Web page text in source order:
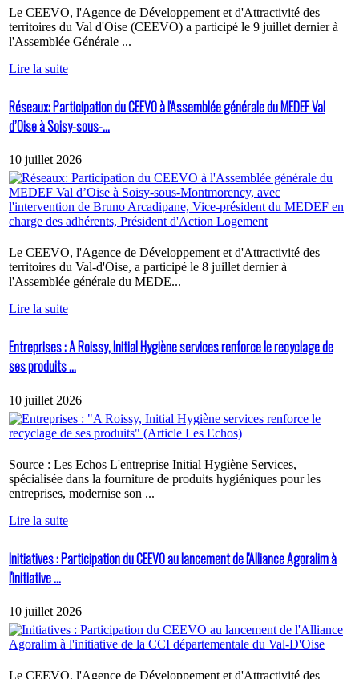
Le CEEVO, l'Agence de Développement et d'Attractivité des
territoires du Val d'Oise (CEEVO) a participé le 9 juillet dernier à
l'Assemblée Générale ...
Lire la suite
Réseaux: Participation du CEEVO à l'Assemblée générale du MEDEF Val
d’Oise à Soisy-sous-...
10 juillet 2026
Le CEEVO, l'Agence de Développement et d'Attractivité des
territoires du Val-d'Oise, a participé le 8 juillet dernier à
l'Assemblée générale du MEDE...
Lire la suite
Entreprises : A Roissy, Initial Hygiène services renforce le recyclage de
ses produits ...
10 juillet 2026
Source : Les Echos L'entreprise Initial Hygiène Services,
spécialisée dans la fourniture de produits hygiéniques pour les
entreprises, modernise son ...
Lire la suite
Initiatives : Participation du CEEVO au lancement de l'Alliance Agoralim à
l'initiative ...
10 juillet 2026
Le CEEVO, l'Agence de Développement et d'Attractivité des